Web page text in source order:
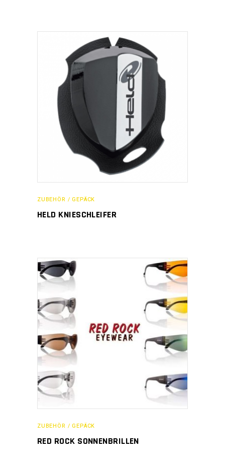
ZUBEHÖR / GEPÄCK
HELD KNIESCHLEIFER
ZUBEHÖR / GEPÄCK
RED ROCK SONNENBRILLEN